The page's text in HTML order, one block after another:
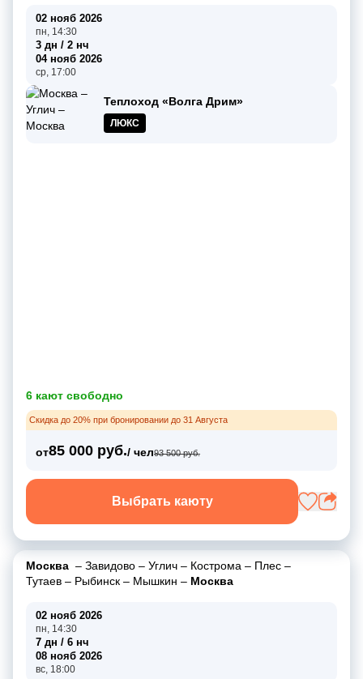
02 нояб 2026
пн, 14:30
3 дн / 2 нч
04 нояб 2026
ср, 17:00
Теплоход «Волга Дрим»
ЛЮКС
6 кают свободно
Скидка до 20% при бронировании до 31 Августа
от85 000 руб./ чел93 500 руб.
Выбрать каюту
Москва – Завидово – Углич – Кострома – Плес –
Тутаев – Рыбинск – Мышкин – Москва
02 нояб 2026
пн, 14:30
7 дн / 6 нч
08 нояб 2026
вс, 18:00